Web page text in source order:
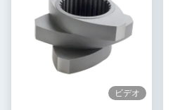
ビデオ